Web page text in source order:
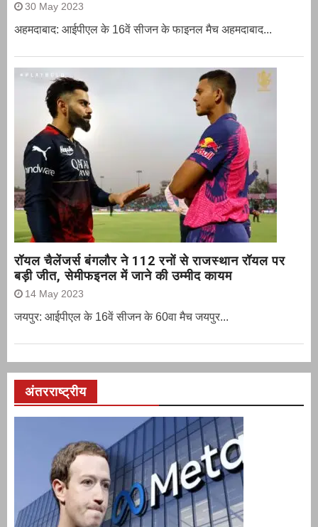
30 May 2023
अहमदाबाद: आईपीएल के 16वें सीजन के फाइनल मैच अहमदाबाद...
रॉयल चैलेंजर्स बंगलौर ने 112 रनों से राजस्थान रॉयल पर
बड़ी जीत, सेमीफइनल में जाने की उम्मीद कायम
14 May 2023
जयपुर: आईपीएल के 16वें सीजन के 60वा मैच जयपुर...
अंतरराष्ट्रीय